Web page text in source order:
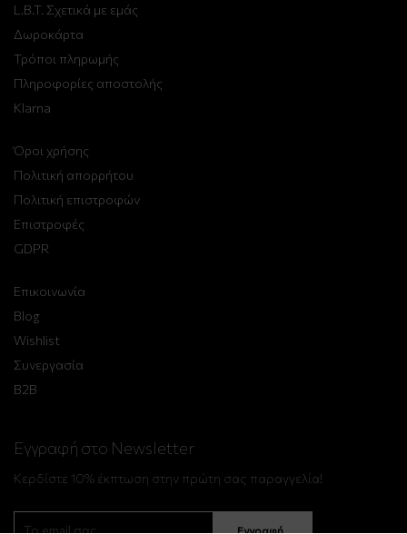
L.B.T. Σχετικά με εμάς
Δωροκάρτα
Τρόποι πληρωμής
Πληροφορίες αποστολής
Klarna
Όροι χρήσης
Πολιτική απορρήτου
Πολιτική επιστροφών
Επιστροφές
GDPR
Επικοινωνία
Blog
Wishlist
Συνεργασία
B2B
Εγγραφή στο Newsletter
Κερδίστε 10% έκπτωση στην πρώτη σας παραγγελία!
Εγγραφή